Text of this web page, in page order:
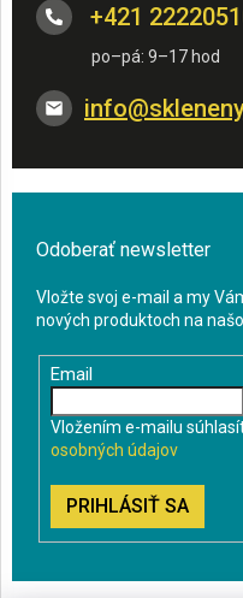
info@
+421
Odoberať newsletter
Vložte svoj e-mail a my
nových produktoch na
Email
Vložením e-mailu
osobných údajov
PRIHLÁSIŤ SA